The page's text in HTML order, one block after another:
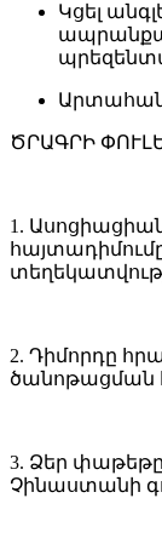
Կցել
ԾՐԱԳՐԻ
1.
2. Դիմորդը
ծանոթացման
3. Ձեր փաթեթը
Չինաստանի